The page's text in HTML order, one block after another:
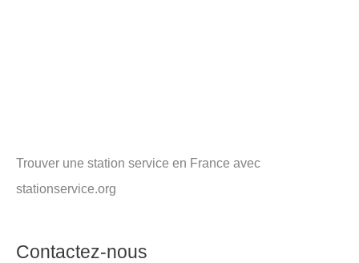
Trouver une station service en France avec
stationservice.org
Contactez-nous